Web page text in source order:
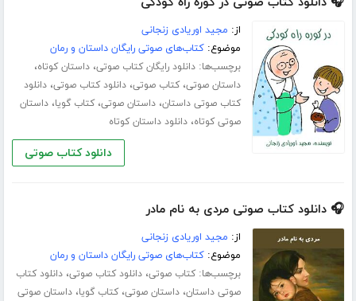
از: مجید اوریادی زنجانی
موضوع:کتاب‌های صوتی رایگان داستان و رمان
برچسب‌ها:دانلود رایگان کتاب صوتی،داستان کوتاه،
داستان صوتی،کتاب صوتی،دانلود کتاب صوتی،دانلود
کتاب صوتی داستان،داستان صوتی،کتاب گویا،داستان
صوتی کوتاه،دانلود داستان کوتاه
دانلود کتاب صوتی
🎧 دانلود کتاب صوتی مردی به نام مادر
از: مجید اوریادی زنجانی
موضوع:کتاب‌های صوتی رایگان داستان و رمان
برچسب‌ها:کتاب صوتی،دانلود کتاب صوتی،دانلود کتاب
صوتی داستان،داستان صوتی،کتاب گویا،داستان صوتی